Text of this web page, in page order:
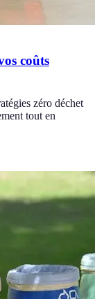
coûts
zéro déchet
tout en